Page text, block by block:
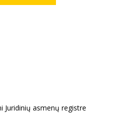
Juridinių asmenų registre